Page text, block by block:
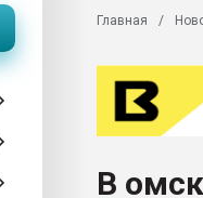
Вакуум-формовочные
28.07.2026
первый план в
пластмасс
ситуацией на
Главная
В